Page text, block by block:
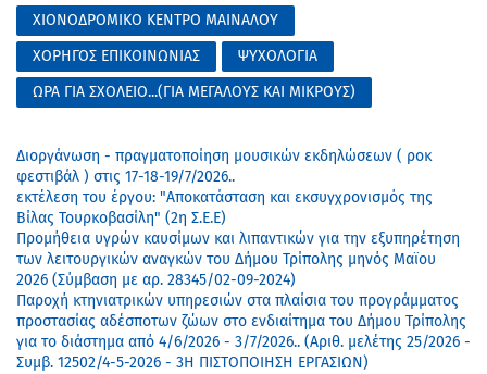
ΧΙΟΝΟΔΡΟΜΙΚΟ ΚΕΝΤΡΟ ΜΑΙΝΑΛΟΥ
ΧΟΡΗΓΟΣ ΕΠΙΚΟΙΝΩΝΙΑΣ
ΨΥΧΟΛΟΓΙΑ
ΩΡΑ ΓΙΑ ΣΧΟΛΕΙΟ...(ΓΙΑ ΜΕΓΑΛΟΥΣ ΚΑΙ ΜΙΚΡΟΥΣ)
Διοργάνωση - πραγματοποίηση μουσικών εκδηλώσεων ( ροκ
φεστιβάλ ) στις 17-18-19/7/2026..
εκτέλεση του έργου: "Αποκατάσταση και εκσυγχρονισμός της
Βίλας Τουρκοβασίλη" (2η Σ.Ε.Ε)
Προμήθεια υγρών καυσίμων και λιπαντικών για την εξυπηρέτηση
των λειτουργικών αναγκών του Δήμου Τρίπολης μηνός Μαϊου
2026 (Σύμβαση με αρ. 28345/02-09-2024)
Παροχή κτηνιατρικών υπηρεσιών στα πλαίσια του προγράμματος
προστασίας αδέσποτων ζώων στο ενδιαίτημα του Δήμου Τρίπολης
για το διάστημα από 4/6/2026 - 3/7/2026.. (Αριθ. μελέτης 25/2026 -
Συμβ. 12502/4-5-2026 - 3Η ΠΙΣΤΟΠΟΙΗΣΗ ΕΡΓΑΣΙΩΝ)